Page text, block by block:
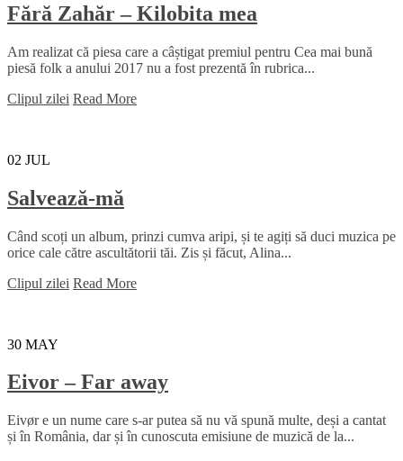
Fără Zahăr – Kilobita mea
Am realizat că piesa care a câștigat premiul pentru Cea mai bună
piesă folk a anului 2017 nu a fost prezentă în rubrica...
Clipul zilei Read More
02 JUL
Salvează-mă
Când scoți un album, prinzi cumva aripi, și te agiți să duci muzica pe
orice cale către ascultătorii tăi. Zis și făcut, Alina...
Clipul zilei Read More
30 MAY
Eivor – Far away
Eivør e un nume care s-ar putea să nu vă spună multe, deși a cantat
și în România, dar și în cunoscuta emisiune de muzică de la...